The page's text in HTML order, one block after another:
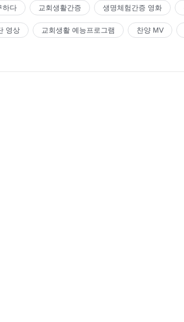
람은 이미 구원받을 기회를 잃은 것이다. 말씀으
은 사람들을 구원함에 있어 최대한 너그럽게 대
올바른 길로 돌아온다면, 즉 회개하기만 한다면,
때 하나님은 사람을 치는 것이 아니라 최대한 구
버림받을 것이다. 하나님이 단 한 사람도 쉽게
그는 말씀으로 심판하고 말씀으로 깨우치고 인
마지막 단계 사역의 목적과 의의이다.
하다 교회생활간증 생명체험간증 영화
영상 교회생활 예능프로그램 찬양 MV